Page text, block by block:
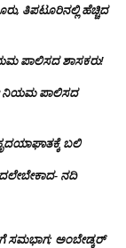
ತಿಪಟೂರಿನಲ್ಲಿ ಹೆಚ್ಚಿದ
ಪಾಲಿಸದ ಶಾಸಕರು!
ನಿಯಮ ಪಾಲಿಸದ
ಬಲಿ
ನದಿ
ಸಮಭಾಗ; ಅಂಬೇಡ್ಕರ್